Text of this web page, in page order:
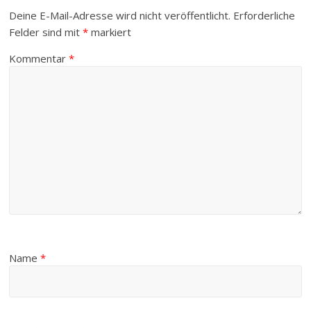
Deine E-Mail-Adresse wird nicht veröffentlicht. Erforderliche
Felder sind mit* markiert
Kommentar*
Name*